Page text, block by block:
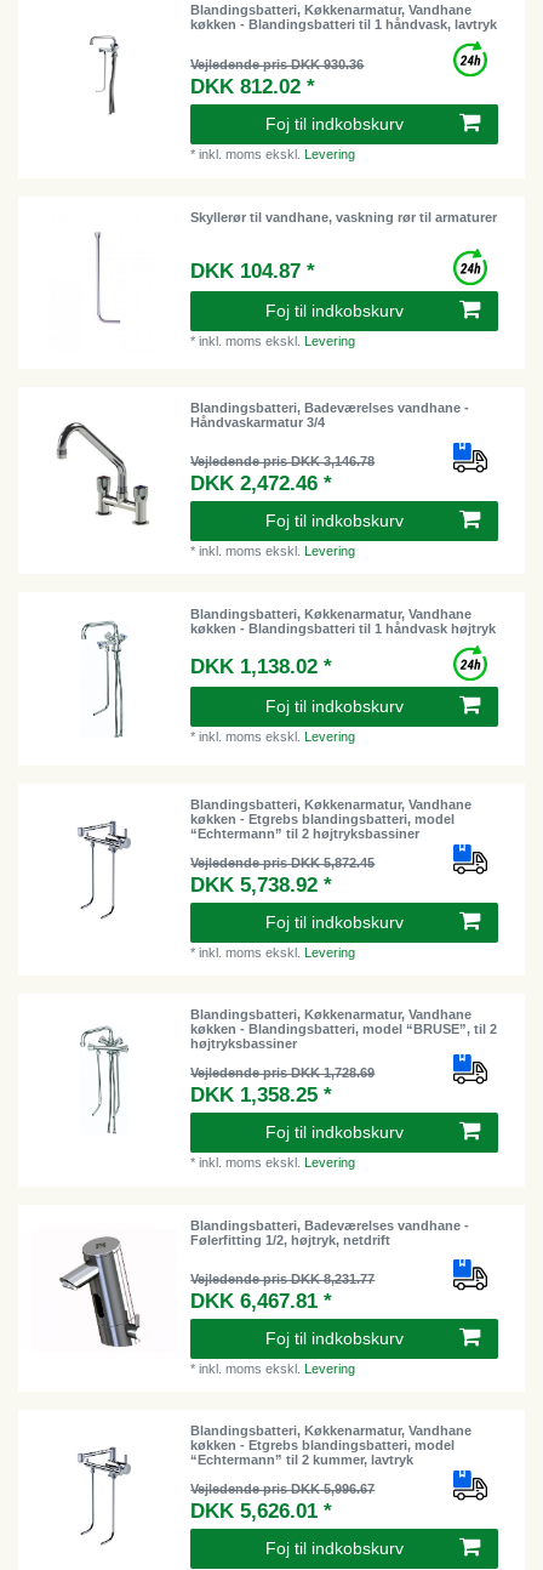
Blandingsbatteri, Køkkenarmatur, Vandhane
køkken - Blandingsbatteri til 1 håndvask, lavtryk
Vejledende pris DKK 930.36
DKK 812.02 *
Foj til indkobskurv
*inkl. moms ekskl. Levering
Skyllerør til vandhane, vaskning rør til armaturer
DKK 104.87 *
Foj til indkobskurv
*inkl. moms ekskl.Levering
Blandingsbatteri, Badeværelses vandhane -
Håndvaskarmatur 3/4
Vejledende pris DKK 3,146.78
DKK 2,472.46 *
Foj til indkobskurv
*inkl. moms ekskl.Levering
Blandingsbatteri, Køkkenarmatur, Vandhane
køkken - Blandingsbatteri til 1 håndvask højtryk
DKK 1,138.02 *
Foj til indkobskurv
*inkl. moms ekskl. Levering
Blandingsbatteri, Køkkenarmatur, Vandhane
køkken - Etgrebs blandingsbatteri, model
“Echtermann” til 2 højtryksbassiner
Vejledende pris DKK 5,872.45
DKK 5,738.92 *
Foj til indkobskurv
*inkl. moms ekskl.Levering
Blandingsbatteri, Køkkenarmatur, Vandhane
køkken - Blandingsbatteri, model “BRUSE”, til 2
højtryksbassiner
Vejledende pris DKK 1,728.69
DKK 1,358.25 *
Foj til indkobskurv
*inkl. moms ekskl. Levering
Blandingsbatteri, Badeværelses vandhane -
Følerfitting 1/2, højtryk, netdrift
Vejledende pris DKK 8,231.77
DKK 6,467.81 *
Foj til indkobskurv
*inkl. moms ekskl.Levering
Blandingsbatteri, Køkkenarmatur, Vandhane
køkken - Etgrebs blandingsbatteri, model
“Echtermann” til 2 kummer, lavtryk
Vejledende pris DKK 5,996.67
DKK 5,626.01 *
Foj til indkobskurv